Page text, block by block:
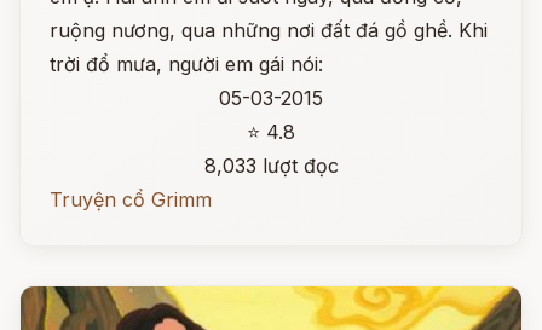
ruộng nương, qua những nơi đất đá gồ ghề. Khi
trời đổ mưa, người em gái nói:
05-03-2015
⭐ 4.8
8,033 lượt đọc
Truyện cổ Grimm